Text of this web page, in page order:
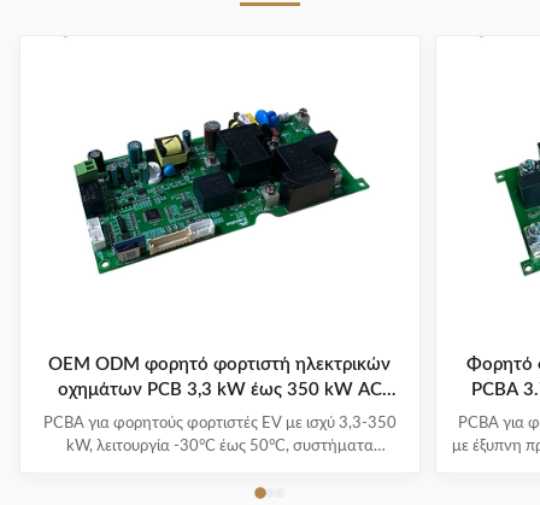
OEM ODM φορητό φορτιστή ηλεκτρικών
οχημάτων PCB 3,3 kW έως 350 kW AC
220V/380V
PCBA για φορητούς φορτιστές EV με ισχύ 3,3-350
kW, λειτουργία -30°C έως 50°C, συστήματα
Υποστηρίζει όλα τα μεγάλα μοντέλα EV με ευκολία
Φορητό
PCBA
PCBA για
με έξυπνη